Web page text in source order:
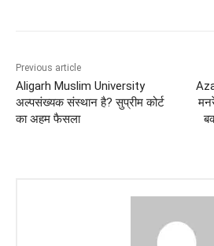
Previous article
Aligarh Muslim University
अल्पसंख्यक संस्थान है? सुप्रीम कोर्ट
का अहम फैसला